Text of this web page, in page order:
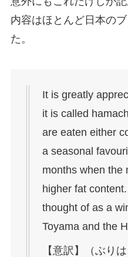
内容はほとんど日本の
た。
It is greatly
it is called
are eaten either
a seasonal
months when the
higher fat
thought of as a
Toyama and the
【意訳】（ぶり